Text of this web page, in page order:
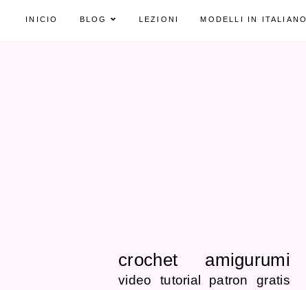
INICIO BLOG LEZIONI MODELLI IN ITALIANO
crochet amigurumi
video tutorial
patron gratis